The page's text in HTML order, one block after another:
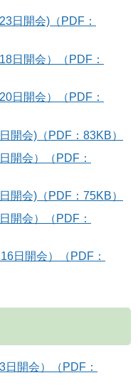
日開会)（PDF：
日開会）（PDF：
日開会）（PDF：
開会)（PDF：83KB）
開会）（PDF：
開会)（PDF：75KB）
開会）（PDF：
日開会）（PDF：
開会）（PDF：